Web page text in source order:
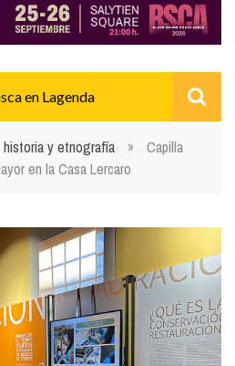
historia y etnografía »
Capilla
en la Casa Lercaro